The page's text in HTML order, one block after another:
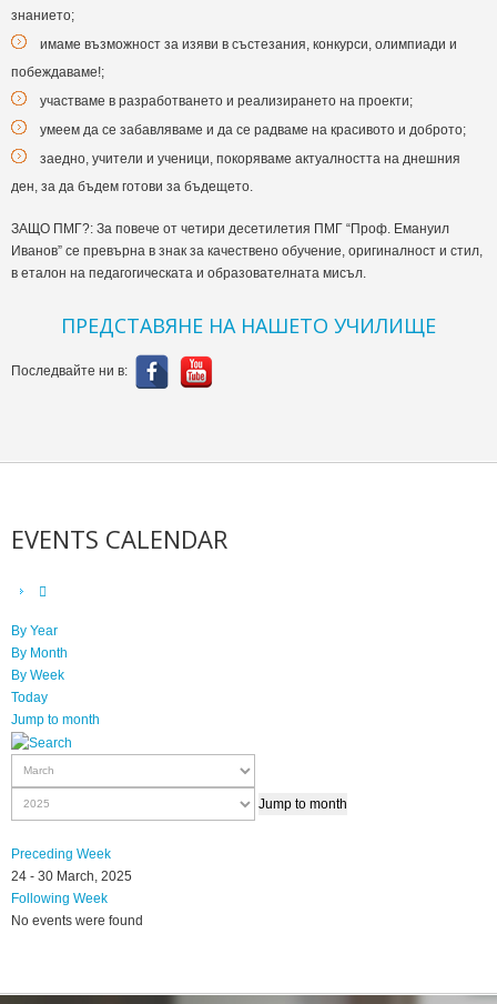
знанието;
имаме възможност за изяви в състезания, конкурси, олимпиади и
побеждаваме!;
участваме в разработването и реализирането на проекти;
умеем да се забавляваме и да се радваме на красивото и доброто;
заедно, учители и ученици, покоряваме актуалността на днешния
ден, за да бъдем готови за бъдещето.
ЗАЩО ПМГ?: За повече от четири десетилетия ПМГ “Проф. Емануил
Иванов” се превърна в знак за качествено обучение, оригиналност и стил,
в еталон на педагогическата и образователната мисъл.
ПРЕДСТАВЯНЕ НА НАШЕТО УЧИЛИЩЕ
Последвайте ни в:
EVENTS CALENDAR
By Year
By Month
By Week
Today
Jump to month
Jump to month
Preceding Week
24 - 30 March, 2025
Following Week
No events were found